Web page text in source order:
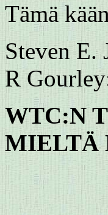
Tämä
Steven E.
R
WTC:N
MIELTÄ